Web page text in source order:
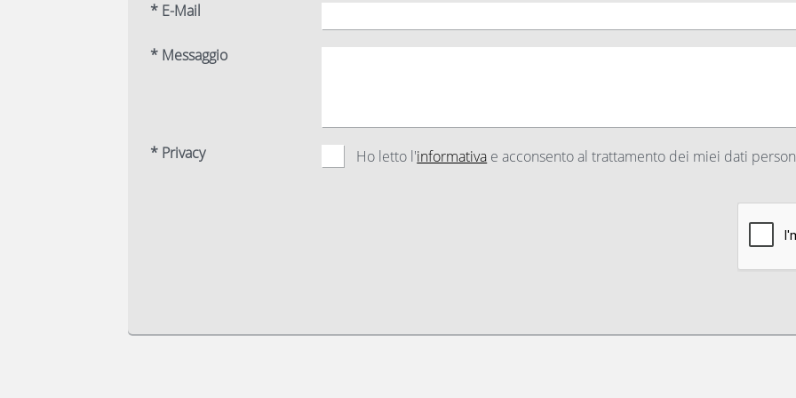
* E-Mail
* Messaggio
* Privacy Ho letto l'informativa e acconsento al trattamento dei miei dati